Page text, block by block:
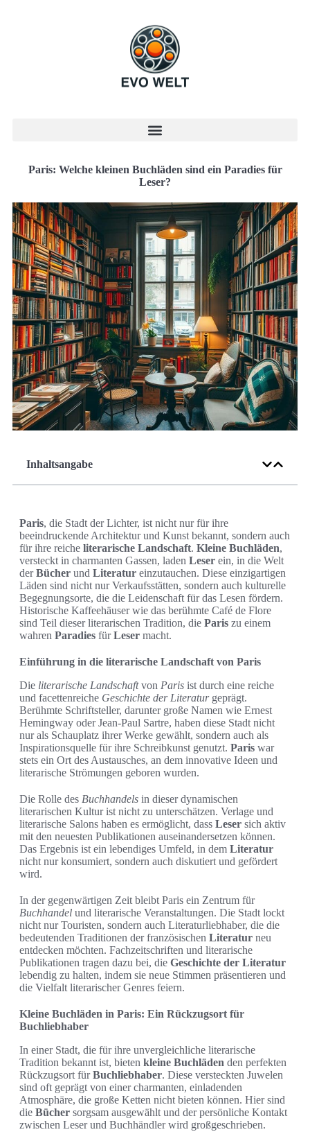
Paris: Welche kleinen Buchläden sind ein Paradies für
Leser?
Inhaltsangabe
Paris, die Stadt der Lichter, ist nicht nur für ihre
beeindruckende Architektur und Kunst bekannt, sondern auch
für ihre reiche literarische Landschaft. Kleine Buchläden,
versteckt in charmanten Gassen, laden Leser ein, in die Welt
derBücher und Literatur einzutauchen. Diese einzigartigen
Läden sind nicht nur Verkaufsstätten, sondern auch kulturelle
Begegnungsorte, die die Leidenschaft für das Lesen fördern.
Historische Kaffeehäuser wie das berühmte Café de Flore
sind Teil dieser literarischen Tradition, die Paris zu einem
wahren Paradies fürLeser macht.
Einführung in die literarische Landschaft von Paris
Die literarische Landschaftvon Paris ist durch eine reiche
und facettenreiche Geschichte der Literaturgeprägt.
Berühmte Schriftsteller, darunter große Namen wie Ernest
Hemingway oder Jean-Paul Sartre, haben diese Stadt nicht
nur als Schauplatz ihrer Werke gewählt, sondern auch als
Inspirationsquelle für ihre Schreibkunst genutzt. Paris war
stets ein Ort des Austausches, an dem innovative Ideen und
literarische Strömungen geboren wurden.
Die Rolle des Buchhandels in dieser dynamischen
literarischen Kultur ist nicht zu unterschätzen. Verlage und
literarische Salons haben es ermöglicht, dass Leser sich aktiv
mit den neuesten Publikationen auseinandersetzen können.
Das Ergebnis ist ein lebendiges Umfeld, in dem Literatur
nicht nur konsumiert, sondern auch diskutiert und gefördert
wird.
In der gegenwärtigen Zeit bleibt Paris ein Zentrum für
Buchhandel und literarische Veranstaltungen. Die Stadt lockt
nicht nur Touristen, sondern auch Literaturliebhaber, die die
bedeutenden Traditionen der französischen Literatur neu
entdecken möchten. Fachzeitschriften und literarische
Publikationen tragen dazu bei, die Geschichte der Literatur
lebendig zu halten, indem sie neue Stimmen präsentieren und
die Vielfalt literarischer Genres feiern.
Kleine Buchläden in Paris: Ein Rückzugsort für
Buchliebhaber
In einer Stadt, die für ihre unvergleichliche literarische
Tradition bekannt ist, bieten kleine Buchläden den perfekten
Rückzugsort fürBuchliebhaber. Diese versteckten Juwelen
sind oft geprägt von einer charmanten, einladenden
Atmosphäre, die große Ketten nicht bieten können. Hier sind
die Bücher sorgsam ausgewählt und der persönliche Kontakt
zwischen Leser und Buchhändler wird großgeschrieben.